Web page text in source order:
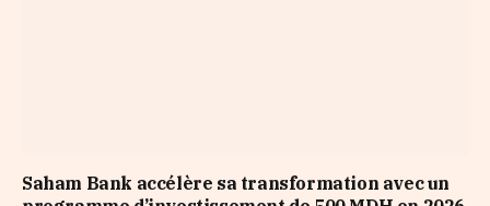
Saham Bank accélère sa transformation avec un